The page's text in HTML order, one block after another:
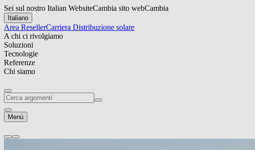
Sei sul nostro Italian WebsiteCambia sito webCambia
Italiano
Area ResellerCarriera Distribuzione solare
A chi ci rivolgiamo
Soluzioni
Tecnologie
Referenze
Chi siamo
Menù